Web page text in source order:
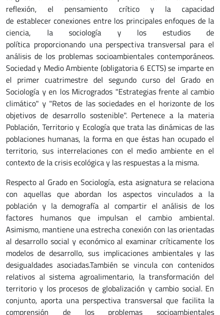
reflexión, el pensamiento crítico y la capacidad
de establecer conexiones entre los principales enfoques de la
ciencia, la sociología y los estudios de
política proporcionando una perspectiva transversal para el
análisis de los problemas socioambientales contemporáneos.
Sociedad y Medio Ambiente (obligatoria 6 ECTS) se imparte en
el primer cuatrimestre del segundo curso del Grado en
Sociología y en los Microgrados "Estrategias frente al cambio
climático" y "Retos de las sociedades en el horizonte de los
objetivos de desarrollo sostenible". Pertenece a la materia
Población, Territorio y Ecología que trata las dinámicas de las
poblaciones humanas, la forma en que éstas han ocupado el
territorio, sus interrelaciones con el medio ambiente en el
contexto de la crisis ecológica y las respuestas a la misma.
Respecto al Grado en Sociología, esta asignatura se relaciona
con aquellas que abordan los aspectos vinculados a la
población y la demografía al compartir el análisis de los
factores humanos que impulsan el cambio ambiental.
Asimismo, mantiene una estrecha conexión con las orientadas
al desarrollo social y económico al examinar críticamente los
modelos de desarrollo, sus implicaciones ambientales y las
desigualdades asociadas.También se vincula con contenidos
relativos al sistema agroalimentario, la transformación del
territorio y los procesos de globalización y cambio social. En
conjunto, aporta una perspectiva transversal que facilita la
comprensión de los problemas socioambientales